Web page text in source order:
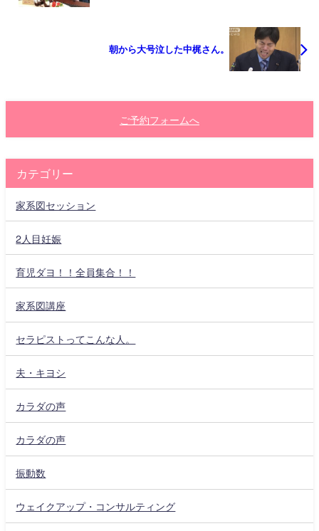
朝から大号泣した中梶さん。
ご予約フォームへ
カテゴリー
家系図セッション
2人目妊娠
育児ダヨ！！全員集合！！
家系図講座
セラピストってこんな人。
夫・キヨシ
カラダの声
カラダの声
振動数
ウェイクアップ・コンサルティング